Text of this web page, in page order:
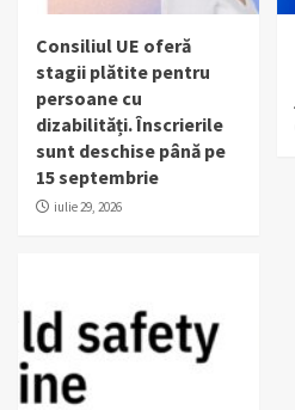
Consiliul UE oferă
stagii plătite pentru
persoane cu
dizabilități. Înscrierile
sunt deschise până pe
15 septembrie
iulie 29, 2026